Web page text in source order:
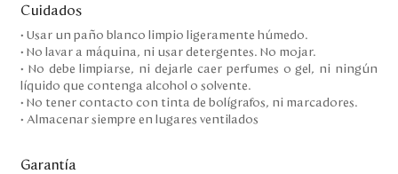
Cuidados
• Usar un paño blanco limpio ligeramente húmedo.
• No lavar a máquina, ni usar detergentes. No mojar.
• No debe limpiarse, ni dejarle caer perfumes o gel, ni ningún
líquido que contenga alcohol o solvente.
• No tener contacto con tinta de bolígrafos, ni marcadores.
• Almacenar siempre en lugares ventilados
Garantía